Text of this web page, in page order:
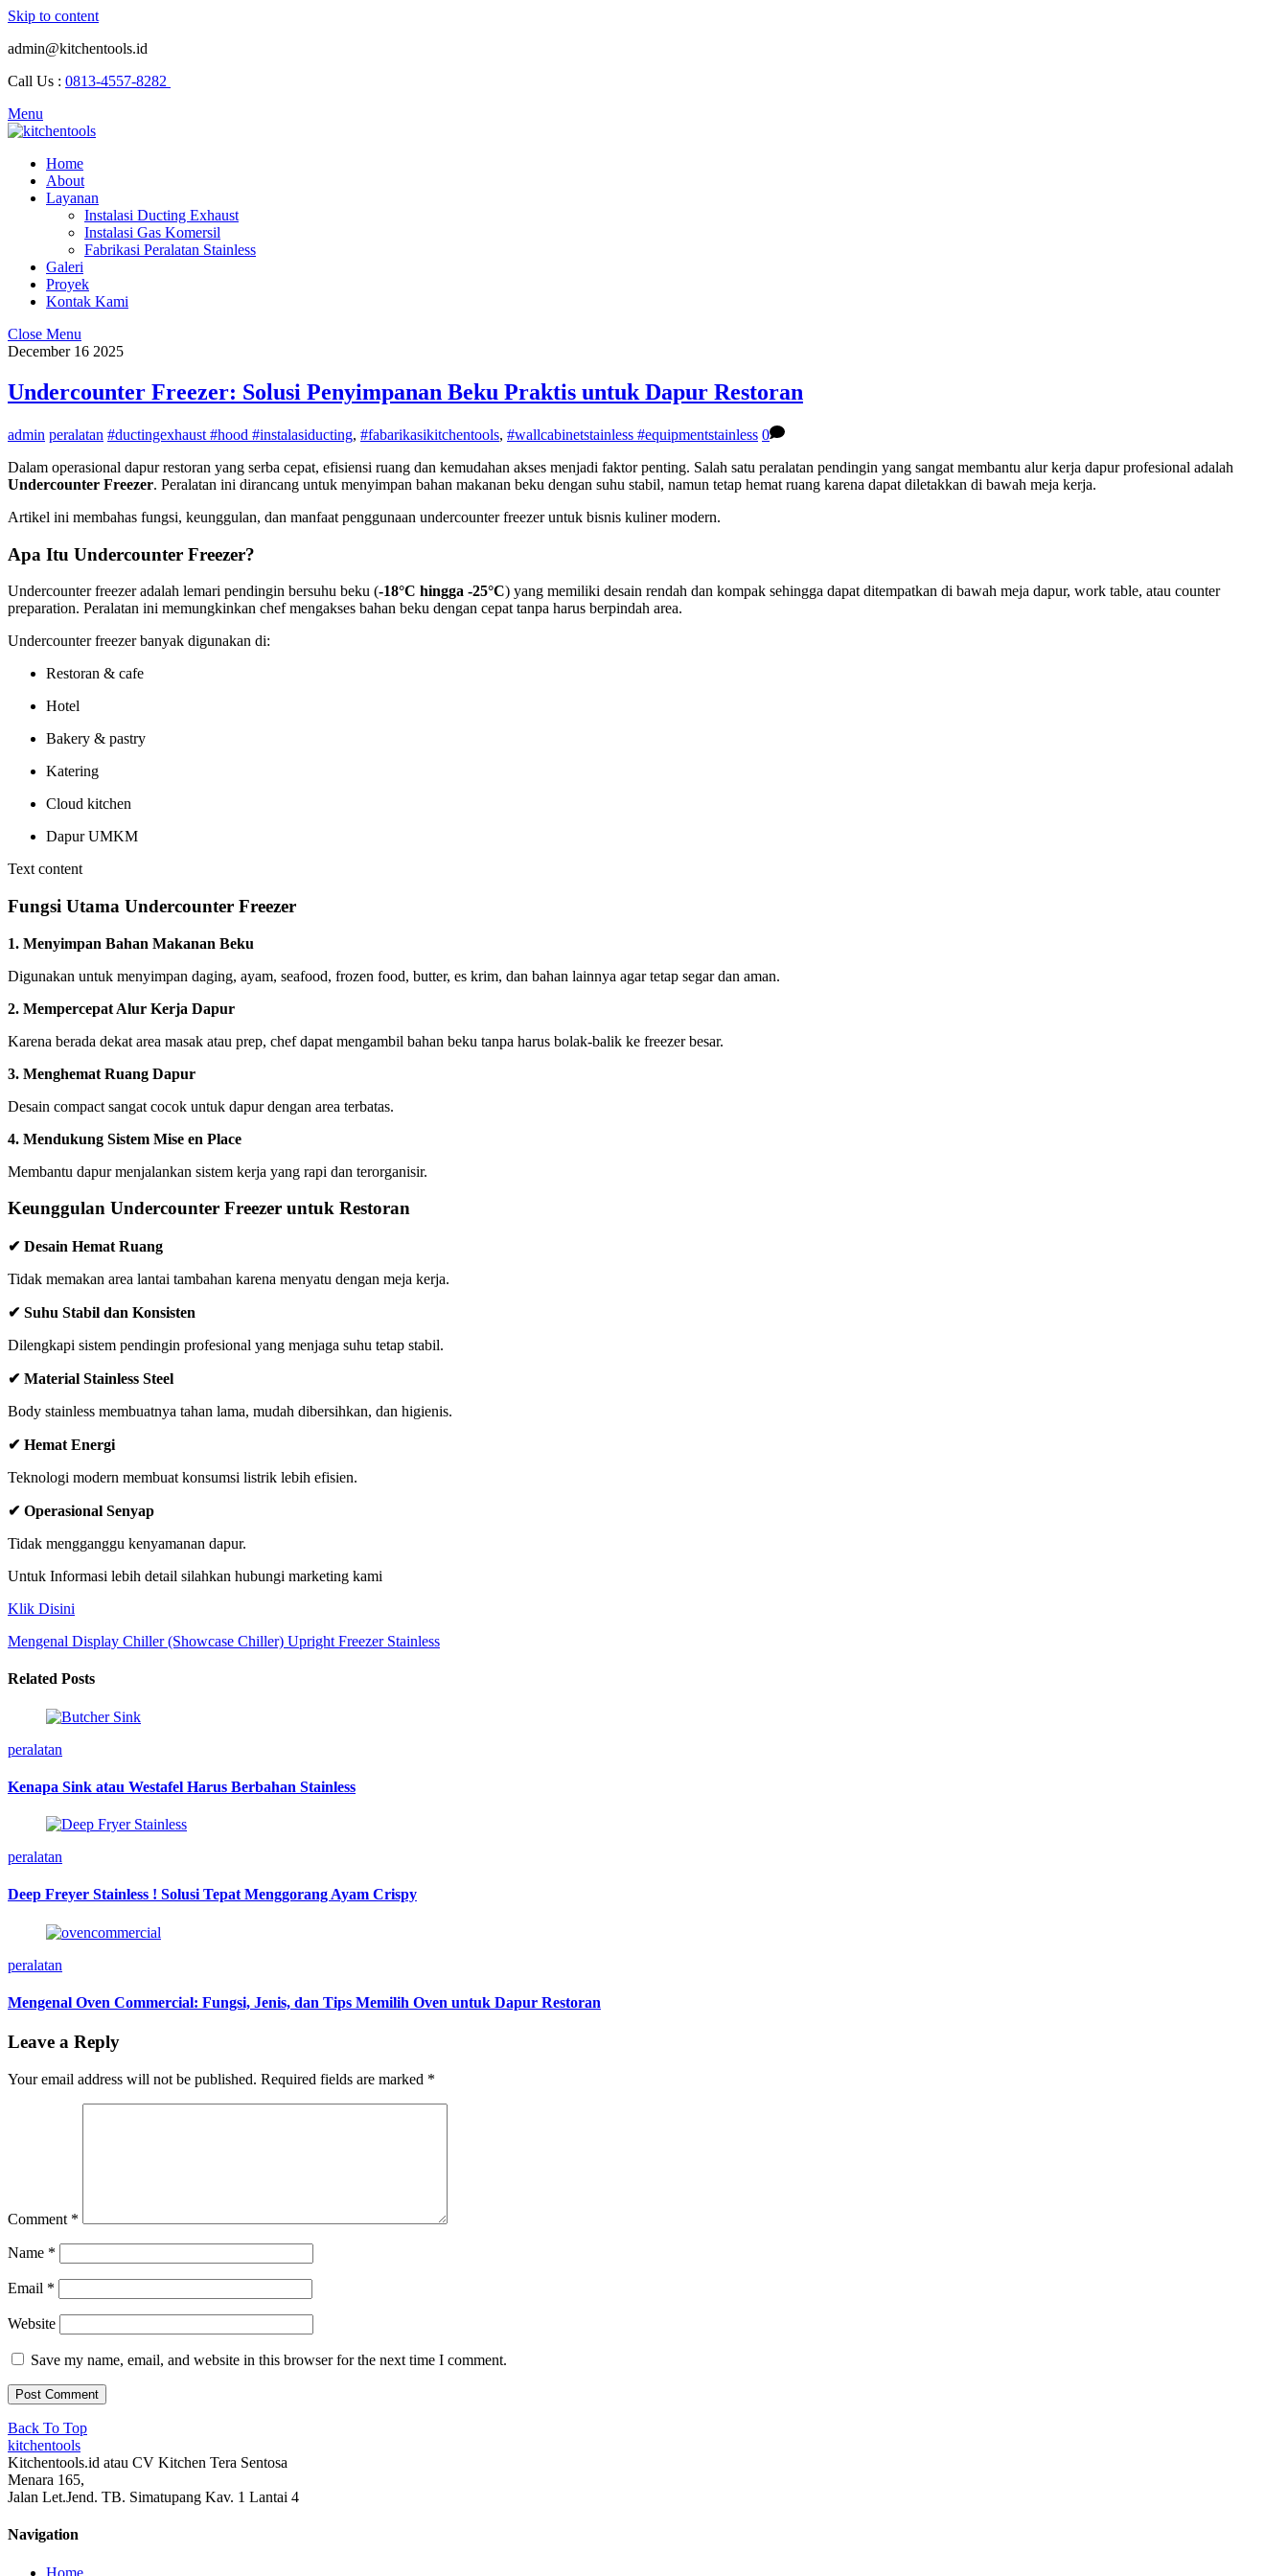
Skip to content
admin@kitchentools.id
Call Us : 0813-4557-8282
Menu
Home
About
Layanan
Instalasi Ducting Exhaust
Instalasi Gas Komersil
Fabrikasi Peralatan Stainless
Galeri
Proyek
Kontak Kami
Close Menu
December 16 2025
Undercounter Freezer: Solusi Penyimpanan Beku Praktis untuk Dapur Restoran
admin peralatan #ductingexhaust #hood #instalasiducting, #fabarikasikitchentools, #wallcabinetstainless #equipmentstainless 0
Dalam operasional dapur restoran yang serba cepat, efisiensi ruang dan kemudahan akses menjadi faktor penting. Salah satu peralatan pendingin yang sangat membantu alur kerja dapur profesional adalah
Undercounter Freezer. Peralatan ini dirancang untuk menyimpan bahan makanan beku dengan suhu stabil, namun tetap hemat ruang karena dapat diletakkan di bawah meja kerja.
Artikel ini membahas fungsi, keunggulan, dan manfaat penggunaan undercounter freezer untuk bisnis kuliner modern.
Apa Itu Undercounter Freezer?
Undercounter freezer adalah lemari pendingin bersuhu beku (-18°C hingga -25°C) yang memiliki desain rendah dan kompak sehingga dapat ditempatkan di bawah meja dapur, work table, atau counter
preparation. Peralatan ini memungkinkan chef mengakses bahan beku dengan cepat tanpa harus berpindah area.
Undercounter freezer banyak digunakan di:
Restoran & cafe
Hotel
Bakery & pastry
Katering
Cloud kitchen
Dapur UMKM
Text content
Fungsi Utama Undercounter Freezer
1. Menyimpan Bahan Makanan Beku
Digunakan untuk menyimpan daging, ayam, seafood, frozen food, butter, es krim, dan bahan lainnya agar tetap segar dan aman.
2. Mempercepat Alur Kerja Dapur
Karena berada dekat area masak atau prep, chef dapat mengambil bahan beku tanpa harus bolak-balik ke freezer besar.
3. Menghemat Ruang Dapur
Desain compact sangat cocok untuk dapur dengan area terbatas.
4. Mendukung Sistem Mise en Place
Membantu dapur menjalankan sistem kerja yang rapi dan terorganisir.
Keunggulan Undercounter Freezer untuk Restoran
✔ Desain Hemat Ruang
Tidak memakan area lantai tambahan karena menyatu dengan meja kerja.
✔ Suhu Stabil dan Konsisten
Dilengkapi sistem pendingin profesional yang menjaga suhu tetap stabil.
✔ Material Stainless Steel
Body stainless membuatnya tahan lama, mudah dibersihkan, dan higienis.
✔ Hemat Energi
Teknologi modern membuat konsumsi listrik lebih efisien.
✔ Operasional Senyap
Tidak mengganggu kenyamanan dapur.
Untuk Informasi lebih detail silahkan hubungi marketing kami
Klik Disini
Mengenal Display Chiller (Showcase Chiller) Upright Freezer Stainless
Related Posts
peralatan
Kenapa Sink atau Westafel Harus Berbahan Stainless
peralatan
Deep Freyer Stainless ! Solusi Tepat Menggorang Ayam Crispy
peralatan
Mengenal Oven Commercial: Fungsi, Jenis, dan Tips Memilih Oven untuk Dapur Restoran
Leave a Reply
Your email address will not be published. Required fields are marked *
Comment *
Name *
Email *
Website
Save my name, email, and website in this browser for the next time I comment.
Back To Top
kitchentools
Kitchentools.id atau CV Kitchen Tera Sentosa
Menara 165,
Jalan Let.Jend. TB. Simatupang Kav. 1 Lantai 4
Navigation
Home